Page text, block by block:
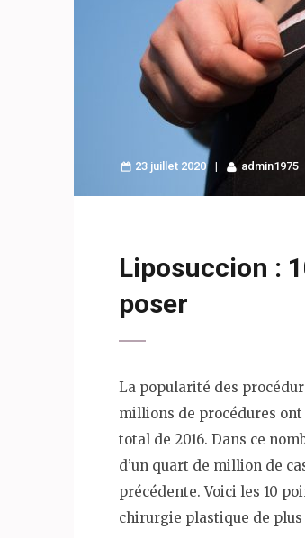
23 juillet 2020 admin1975
Liposuccion :
poser
La popularité des
millions de procédures
total de 2016. Dans ce
d’un quart de million de
précédente. Voici les 10
chirurgie plastique de